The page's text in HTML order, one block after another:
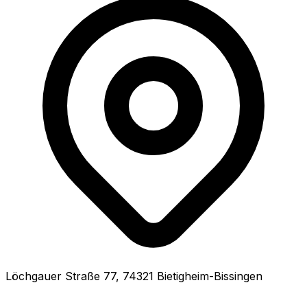
Löchgauer Straße 77, 74321 Bietigheim-Bissingen